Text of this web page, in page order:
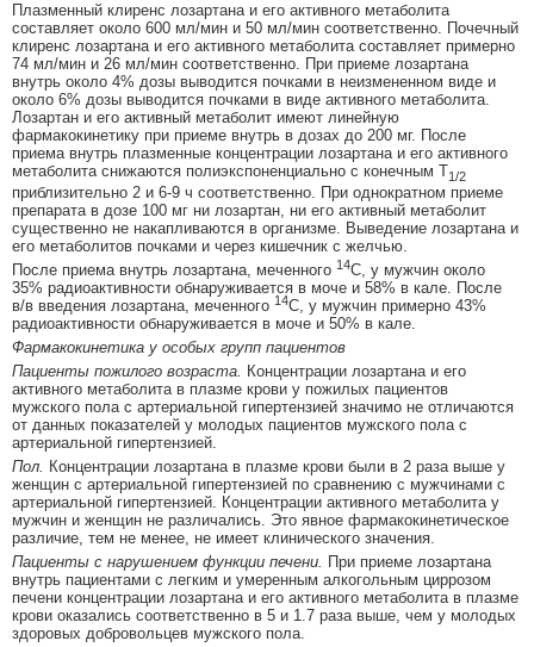
Плазменный клиренс лозартана и его активного метаболита
составляет около 600 мл/мин и 50 мл/мин соответственно. Почечный
клиренс лозартана и его активного метаболита составляет примерно
74 мл/мин и 26 мл/мин соответственно. При приеме лозартана
внутрь около 4% дозы выводится почками в неизмененном виде и
около 6% дозы выводится почками в виде активного метаболита.
Лозартан и его активный метаболит имеют линейную
фармакокинетику при приеме внутрь в дозах до 200 мг. После
приема внутрь плазменные концентрации лозартана и его активного
метаболита снижаются полиэкспоненциально с конечным Т1/2
приблизительно 2 и 6-9 ч соответственно. При однократном приеме
препарата в дозе 100 мг ни лозартан, ни его активный метаболит
существенно не накапливаются в организме. Выведение лозартана и
его метаболитов почками и через кишечник с желчью.
После приема внутрь лозартана, меченного 14С, у мужчин около
35% радиоактивности обнаруживается в моче и 58% в кале. После
в/в введения лозартана, меченного 14С, у мужчин примерно 43%
радиоактивности обнаруживается в моче и 50% в кале.
Фармакокинетика у особых групп пациентов
Пациенты пожилого возраста. Концентрации лозартана и его
активного метаболита в плазме крови у пожилых пациентов
мужского пола с артериальной гипертензией значимо не отличаются
от данных показателей у молодых пациентов мужского пола с
артериальной гипертензией.
Пол. Концентрации лозартана в плазме крови были в 2 раза выше у
женщин с артериальной гипертензией по сравнению с мужчинами с
артериальной гипертензией. Концентрации активного метаболита у
мужчин и женщин не различались. Это явное фармакокинетическое
различие, тем не менее, не имеет клинического значения.
Пациенты с нарушением функции печени. При приеме лозартана
внутрь пациентами с легким и умеренным алкогольным циррозом
печени концентрации лозартана и его активного метаболита в плазме
крови оказались соответственно в 5 и 1.7 раза выше, чем у молодых
здоровых добровольцев мужского пола.